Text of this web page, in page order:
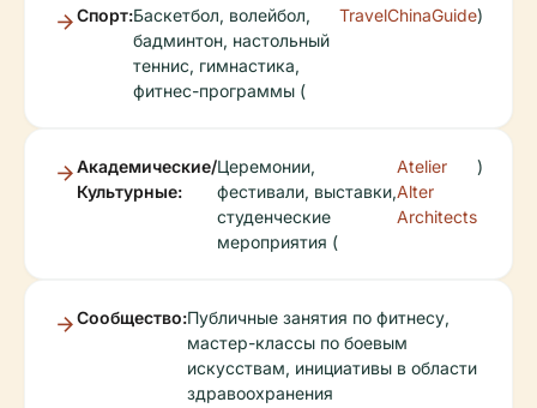
Спорт:Баскетбол, волейбол,
бадминтон, настольный
теннис, гимнастика,
фитнес-программы (
TravelChinaGuide)
Академические/
Культурные:
Церемонии,
фестивали, выставки,
студенческие
мероприятия (
Atelier
Alter
Architects
)
Сообщество:Публичные занятия по фитнесу,
мастер-классы по боевым
искусствам, инициативы в области
здравоохранения